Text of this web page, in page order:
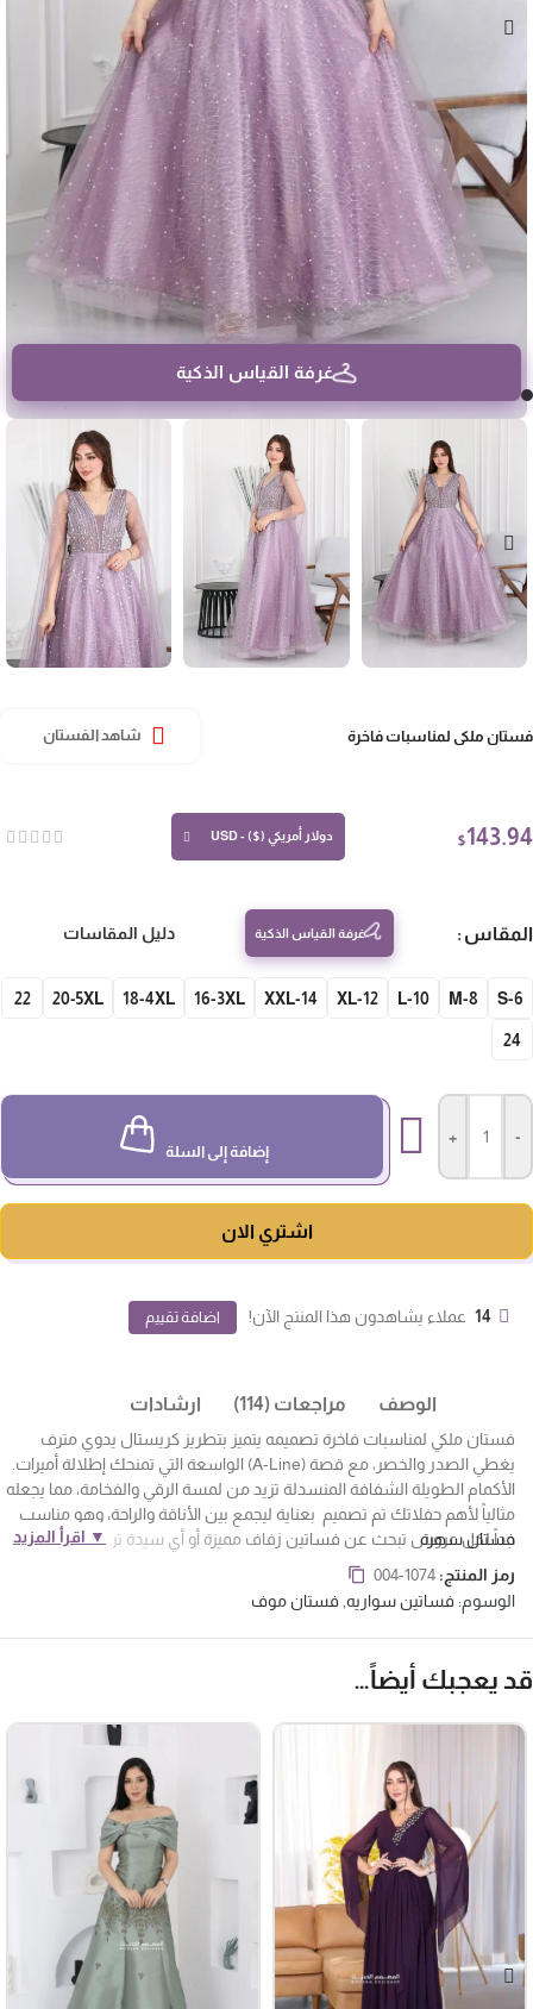
غرفة القياس الذكية
ملكي لمناسبات فاخرة شاهد الفستان
$ دولار أمريكي ($) - USD
غرفة القياس الذكية دليل المقاسات
S-
10-L
12-XL
14-XXL
16-3XL
18-4XL
20-5XL
22
24
إضافة إلى السلة
اشتري الان
14 عملاء يشاهدون هذا المنتج الآن! اضافة تقييم
الوصف مراجعات (114) ارشادات
فستان ملكي لمناسبات فاخرة تصميمه يتميز بتطريز كريستال يدوي مترف
يغطي الصدر والخصر، مع قصة (A-Line) الواسعة التي تمنحك إطلالة أميرات.
الأكمام الطويلة الشفافة المنسدلة تزيد من لمسة الرقي والفخامة، مما يجعله
مثالياً لأهم حفلاتك تم تصميم بعناية ليجمع بين الأناقة والراحة، وهو مناسب
جداً لكل عروس تبحث عن فساتين زفاف مميزة أو أي سيدة تريد التميز في
مناسبات العيد أو أي سهرة كبرى. اطلبيه الآن وكوني محط الأنظار في المملكة.
فستان سهرة
▼ اقرأ المزيد
رمز المنتج:004-1074
الوسوم:فساتين سواريه, فستان موف
يعجبك أيضاً…